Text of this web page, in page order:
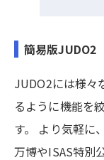
簡易版JUDO2
JUDO2には様々
るように​機能を
す。​ より気軽に
万博やISAS特別